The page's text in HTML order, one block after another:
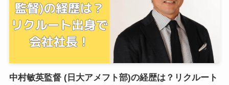
中村敏英監督 (日大アメフト部)の経歴は？リクルート